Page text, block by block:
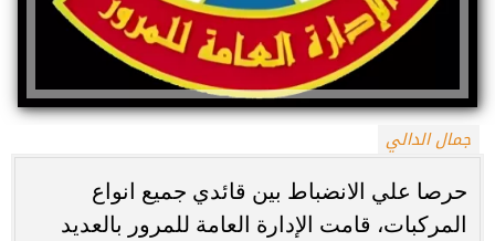
جمال الدالي
حرصا علي الانضباط بين قائدي جميع انواع
المركبات، قامت الإدارة العامة للمرور بالعديد